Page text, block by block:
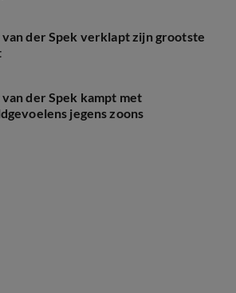
van der Spek verklapt zijn grootste
van der Spek kampt met
jegens zoons